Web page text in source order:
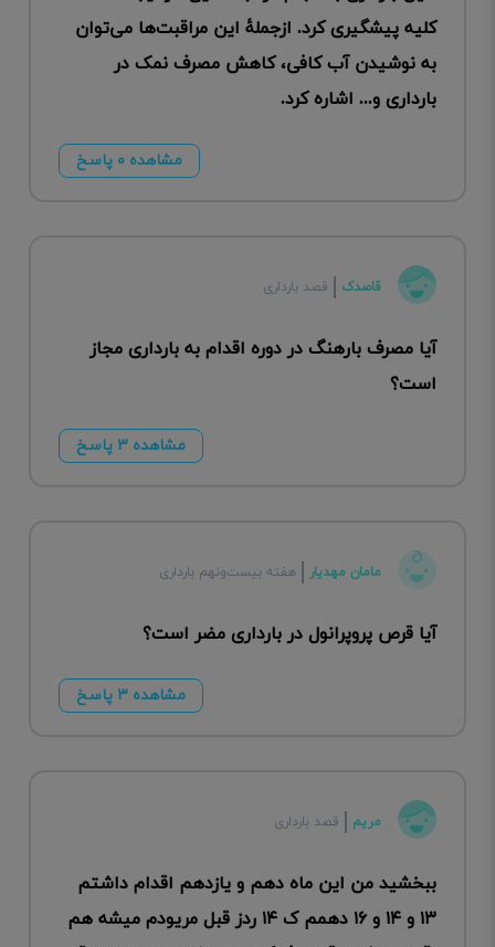
کلیه پیشگیری کرد. ازجملۀ این مراقبت‌ها می‌توان
به نوشیدن آب کافی، کاهش مصرف نمک در
بارداری و... اشاره کرد.
مشاهده ۰ پاسخ
قاصدک قصد بارداری
آیا مصرف بارهنگ در دوره اقدام به بارداری مجاز
است؟
مشاهده ۳ پاسخ
مامان مهدیار هفته بیست‌ونهم بارداری
آیا قرص پروپرانول در بارداری مضر است؟
مشاهده ۳ پاسخ
مریم قصد بارداری
ببخشید من این ماه دهم و یازدهم اقدام داشتم
۱۳ و ۱۴ و ۱۶ دهمم ک ۱۴ ردز قبل مریودم میشه هم